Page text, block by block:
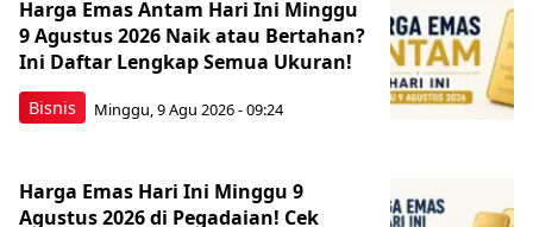
Bisnis
Harga Emas Antam Hari Ini Minggu
9 Agustus 2026 Naik atau Bertahan?
Ini Daftar Lengkap Semua Ukuran!
Minggu, 9 Agu 2026 - 09:24
Harga Emas Hari Ini Minggu 9
Agustus 2026 di Pegadaian! Cek